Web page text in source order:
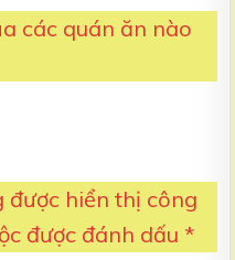
các quán ăn nào
được hiển thị công
được đánh dấu *